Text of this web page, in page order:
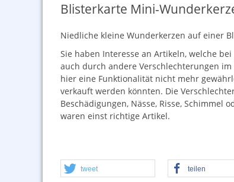
Blisterkarte Mini-
Niedliche kleine Wunderkerzen auf einer
Sie haben Interesse an Artikeln, welche
auch durch andere Verschlechterungen
hier eine Funktionalität nicht mehr
verkauft werden könnten. Die
Beschädigungen, Nässe, Risse,
waren einst richtige Artikel.
tweet teilen